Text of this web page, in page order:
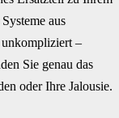
aus
unkompliziert –
Sie genau das
oder Ihre Jalousie.